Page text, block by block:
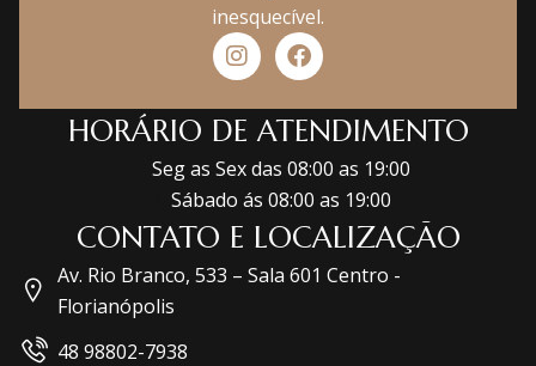
HORÁRIO DE ATENDIMENTO
Seg as Sex das 08:00 as 19:00
Sábado ás 08:00 as 19:00
CONTATO E LOCALIZAÇÃO
Av. Rio Branco, 533 – Sala 601 Centro -
Florianópolis
48 98802-7938
inesquecível.